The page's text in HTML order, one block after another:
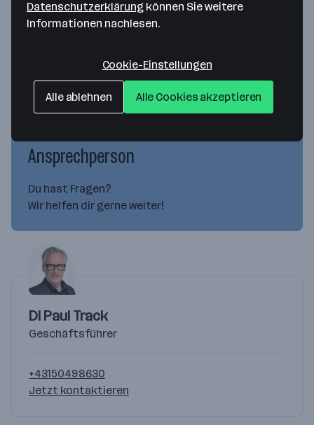
Gesuchte Mitarbeiter*innen/Jahr
Ansprechperson
Du hast Fragen?
Wir helfen dir gerne weiter!
DI Paul Track
Geschäftsführer
+43150498630
Jetzt kontaktieren
Datenschutzerklärung können Sie weitere
Informationen nachlesen.
Cookie-Einstellungen
Alle ablehnen Alle Cookies akzeptieren